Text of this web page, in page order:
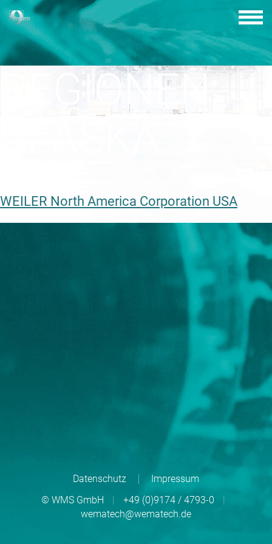
Skip
to
content
REGIONEN:
WEILER North America Corporation USA
Datenschutz
Impressum
© WMS GmbH
| +49 (0)9174 / 4793-0
|
wematech@wematech.de